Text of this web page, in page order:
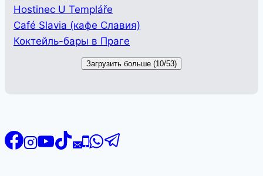
Hostinec U Templáře
Café Slavia (кафе Славия)
Коктейль-бары в Праге
Загрузить больше (10/53)